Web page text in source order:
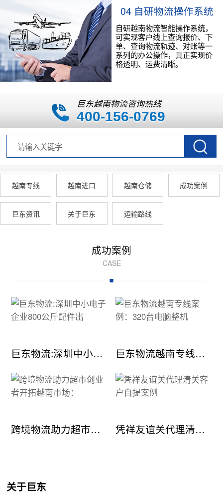
04 自研物流操作系统
自研越南物流智能操作系统，
可实现客户线上查询报价、下
单、查询物流轨迹、对账等一
系列的办公操作，真正实现价
格透明、运费清晰。
巨东越南物流咨询热线
400-156-0769
越南专线 越南进口 越南仓储 成功案例
巨东资讯 关于巨东 运输路线
成功案例
CASE
巨东物流:深圳中小电子企业800公斤配件出 巨东物流越南专线案例：320台电脑整机
跨境物流助力超市创业者开拓越南市场： 凭祥友谊关代理清关客户自提案例
关于巨东